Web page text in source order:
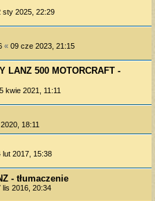
sty 2025, 22:29
« 09 cze 2023, 21:15
LANZ 500 MOTORCRAFT -
kwie 2021, 11:11
18:11
lut 2017, 15:38
- tłumaczenie
lis 2016, 20:34